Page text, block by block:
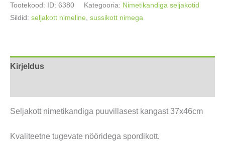
Tootekood: ID: 6380 Kategooria: Nimetikandiga seljakotid
Sildid: seljakott nimeline sussikott nimega
Kirjeldus
Seljakott nimetikandiga puuvillasest kangast 37x46cm
Kvaliteetne tugevate nööridega spordikott.